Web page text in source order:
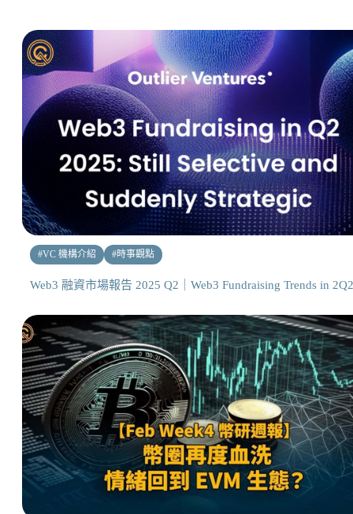
#VC 機構介紹 #時事觀點
Web3 融資市場報告 2025 Q2｜Web3 Fundraising Trends in